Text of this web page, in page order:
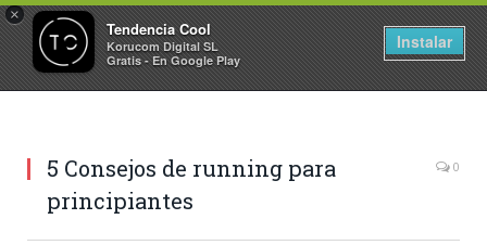
×
Tendencia Cool
Korucom Digital SL
Gratis - En Google Play
Instalar
5 Consejos de running para
principiantes
0